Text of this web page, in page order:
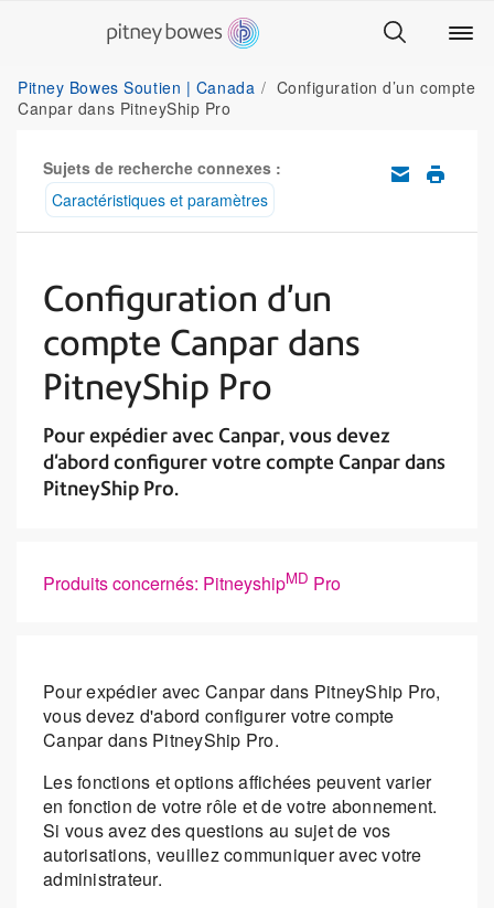
Pitney Bowes Soutien | Canada
Configuration d’un compte
Canpar dans PitneyShip Pro
Sujets de recherche connexes :
Caractéristiques et paramètres
Configuration d’un
compte Canpar dans
PitneyShip Pro
Pour expédier avec Canpar, vous devez
d'abord configurer votre compte Canpar dans
PitneyShip Pro.
Produits concernés: PitneyshipMD Pro
Pour expédier avec Canpar dans PitneyShip Pro,
vous devez d'abord configurer votre compte
Canpar dans PitneyShip Pro.
Les fonctions et options affichées peuvent varier
en fonction de votre rôle et de votre abonnement.
Si vous avez des questions au sujet de vos
autorisations, veuillez communiquer avec votre
administrateur.